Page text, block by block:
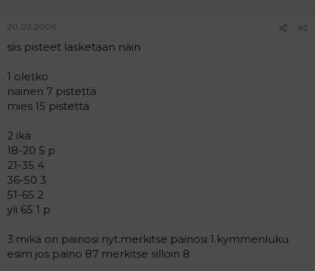
20.03.2006 #2
siis pisteet lasketaan näin
1 oletko
nainen 7 pistettä
mies 15 pistettä
2 ikä
18-20 5 p
21-35 4
36-50 3
51-65 2
yli 65 1 p
3.mikä on painosi nyt.merkitse painosi 1.kymmenluku.
esim jos paino 87 merkitse silloin 8